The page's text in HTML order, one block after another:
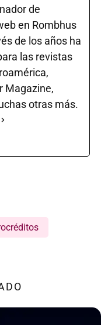
de
en Rombhus
de los años ha
las revistas
Magazine,
otras más.